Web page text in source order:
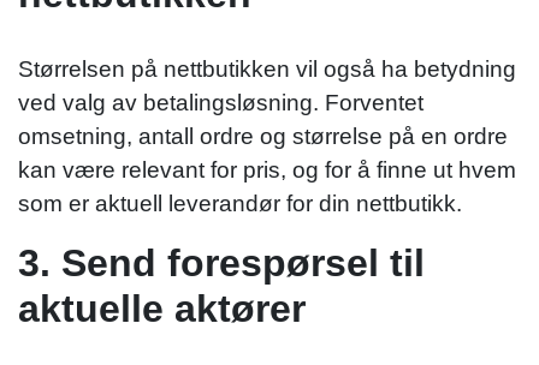
Størrelsen på nettbutikken vil også ha betydning
ved valg av betalingsløsning. Forventet
omsetning, antall ordre og størrelse på en ordre
kan være relevant for pris, og for å finne ut hvem
som er aktuell leverandør for din nettbutikk.
3. Send forespørsel til
aktuelle aktører